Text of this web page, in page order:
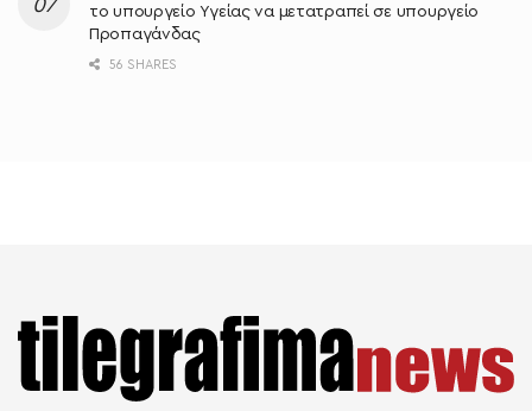
το υπουργείο Υγείας να μετατραπεί σε υπουργείο
Προπαγάνδας
56 SHARES